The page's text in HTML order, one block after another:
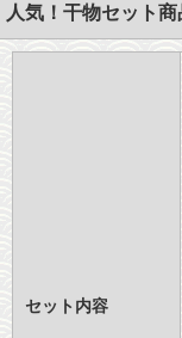
人気！干物セット
セット内容